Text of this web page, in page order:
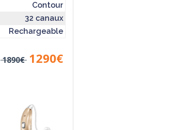
Contour
32 canaux
Rechargeable
1890€ 1290€